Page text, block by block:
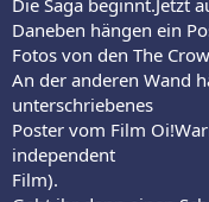
Daneben hängen ein
Fotos von den The
An der anderen Wand
unterschriebenes
Poster vom Film
independent
Film).